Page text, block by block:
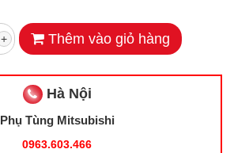
+ Thêm vào giỏ hàng
Hà Nội
Phụ Tùng Mitsubishi
0963.603.466